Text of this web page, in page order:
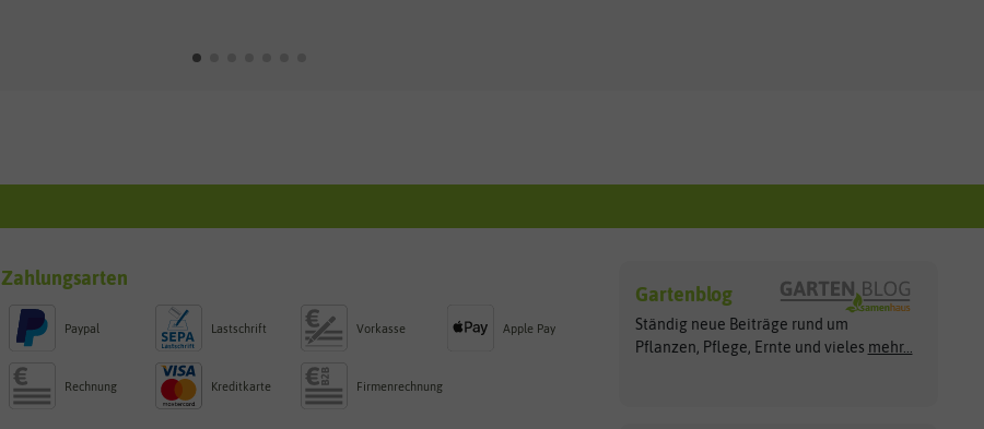
Zahlungsarten
Paypal Lastschrift Vorkasse Apple Pay
Rechnung Kreditkarte Firmenrechnung
Gartenblog
Ständig neue Beiträge rund um
Pflanzen, Pflege, Ernte und vieles mehr...